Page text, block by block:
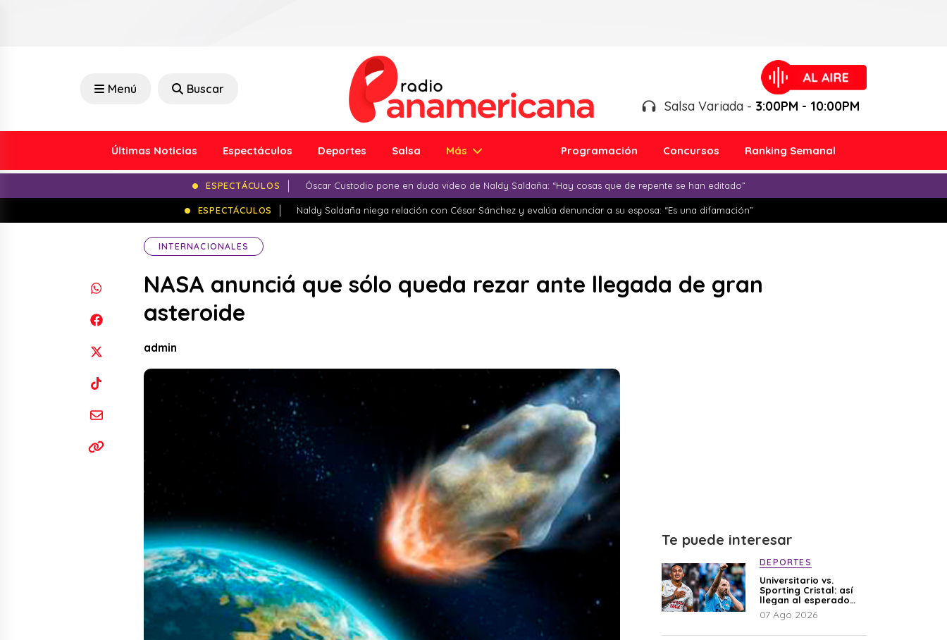
Menú Buscar
Salsa Variada - 3:00PM - 10:00PM
Últimas Noticias Espectáculos Deportes Salsa Más Programación Concursos Ranking Semanal
ESPECTÁCULOS Óscar Custodio pone en duda video de Naldy Saldaña: “Hay cosas que de repente se han editado”
ESPECTÁCULOS Naldy Saldaña niega relación con César Sánchez y evalúa denunciar a su esposa: “Es una difamación”
INTERNACIONALES
NASA anunciá que sólo queda rezar ante llegada de gran
asteroide
admin
Te puede interesar
DEPORTES
Universitario vs.
Sporting Cristal: así
llegan al esperado
duelo
07 Ago 2026